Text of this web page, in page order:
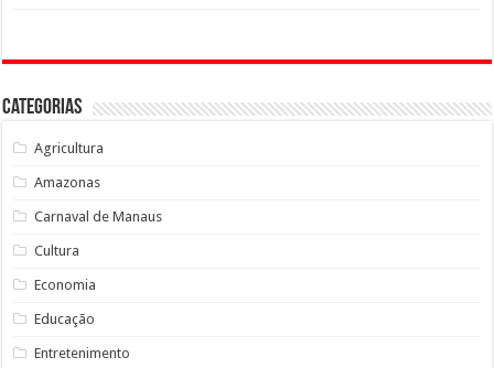
Categorias
Agricultura
Amazonas
Carnaval de Manaus
Cultura
Economia
Educação
Entretenimento